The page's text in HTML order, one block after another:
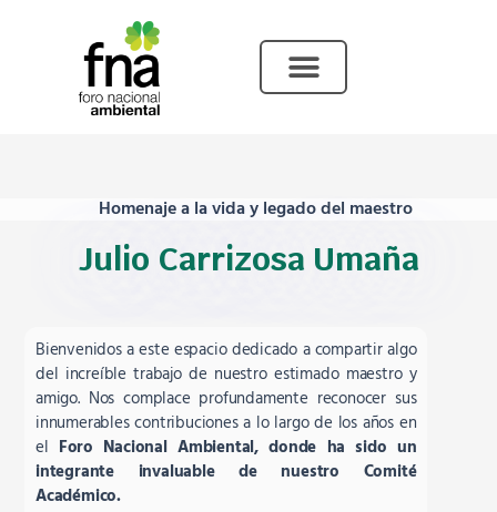
Homenaje a la vida y legado del maestro
Julio Carrizosa Umaña
Bienvenidos a este espacio dedicado a compartir algo
del increíble trabajo de nuestro estimado maestro y
amigo. Nos complace profundamente reconocer sus
innumerables contribuciones a lo largo de los años en
el Foro Nacional Ambiental, donde ha sido un
integrante invaluable de nuestro Comité
Académico.